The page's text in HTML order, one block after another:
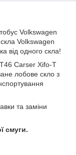
Volkswagen
Volkswagen
від одного скла!
Carser Xifo-T
лобове скло з
та заміни
смуги.